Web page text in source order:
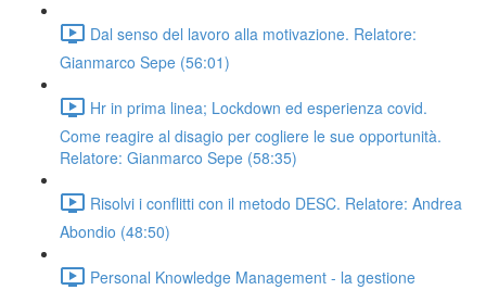
Dal senso del lavoro alla motivazione. Relatore:
Gianmarco Sepe (56:01)
Hr in prima linea; Lockdown ed esperienza covid.
Come reagire al disagio per cogliere le sue opportunità.
Relatore: Gianmarco Sepe (58:35)
Risolvi i conflitti con il metodo DESC. Relatore: Andrea
Abondio (48:50)
Personal Knowledge Management - la gestione